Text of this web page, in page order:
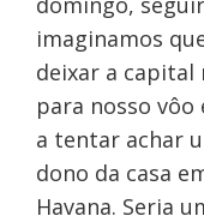
imaginamos
deixar a capital
para nosso vôo
a tentar achar
dono da casa
Havana. Seria